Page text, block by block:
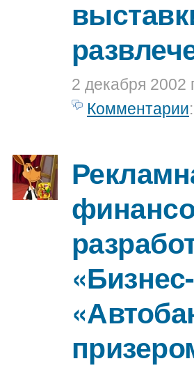
2 декабря 2002
Комментарии